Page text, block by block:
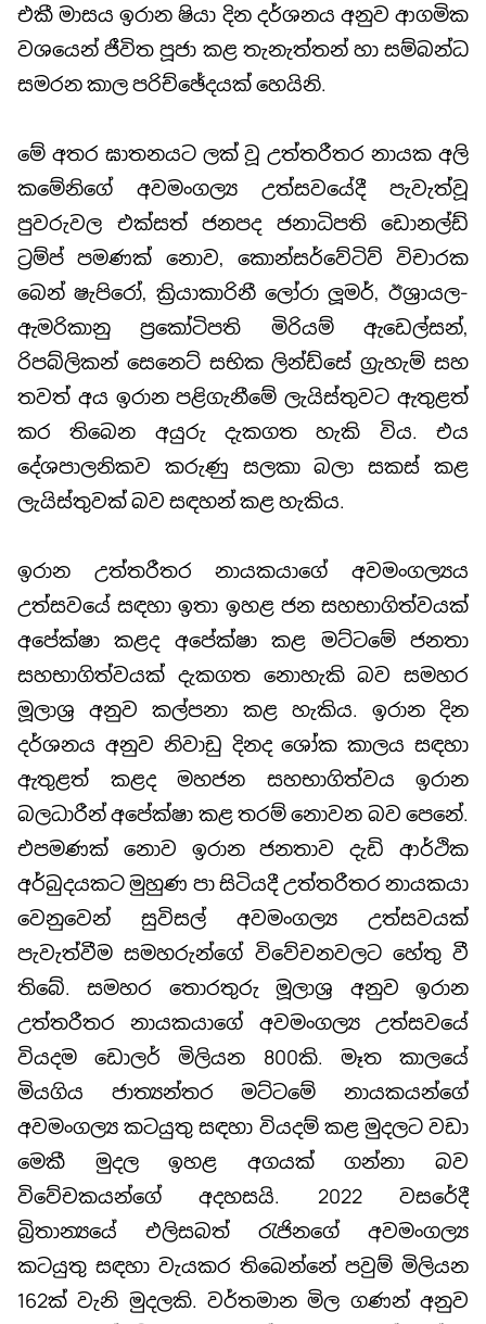
එකී මාසය ඉරාන ෂියා දින දර්ශනය අනුව ආගමික
වශයෙන් ජීවිත පූජා කළ තැනැත්තන් හා සම්බන්ධ
සමරන කාල පරිච්ඡේදයක් හෙයිනි.
මේ අතර ඝාතනයට ලක් වූ උත්තරීතර නායක අලි
කමේනිගේ අවමංගල්‍ය උත්සවයේදී පැවැත්වූ
පුවරුවල එක්සත් ජනපද ජනාධිපති ඩොනල්ඩ්
ට්‍රම්ප් පමණක් නොව, කොන්සර්වේටිව් විචාරක
බෙන් ෂැපිරෝ, ක්‍රියාකාරිනී ලෝරා ලූමර්, ඊශ්‍රායල-
ඇමරිකානු ප්‍රකෝටිපති මිරියම් ඇඩෙල්සන්,
රිපබ්ලිකන් සෙනෙට් සභික ලින්ඩ්සේ ග්‍රැහැම් සහ
තවත් අය ඉරාන පළිගැනීමේ ලැයිස්තුවට ඇතුළත්
කර තිබෙන අයුරු දැකගත හැකි විය. එය
දේශපාලනිකව කරුණු සලකා බලා සකස් කළ
ලැයිස්තුවක් බව සඳහන් කළ හැකිය.
ඉරාන උත්තරීතර නායකයාගේ අවමංගල්‍යය
උත්සවයේ සඳහා ඉතා ඉහළ ජන සහභාගිත්වයක්
අපේක්ෂා කළද අපේක්ෂා කළ මට්ටමේ ජනතා
සහභාගිත්වයක් දැකගත නොහැකි බව සමහර
මූලාශ්‍ර අනුව කල්පනා කළ හැකිය. ඉරාන දින
දර්ශනය අනුව නිවාඩු දිනද ශෝක කාලය සඳහා
ඇතුළත් කළද මහජන සහභාගිත්වය ඉරාන
බලධාරීන් අපේක්ෂා කළ තරම් නොවන බව පෙනේ.
එපමණක් නොව ඉරාන ජනතාව දැඩි ආර්ථික
අර්බුදයකට මුහුණ පා සිටියදී උත්තරීතර නායකයා
වෙනුවෙන් සුවිසල් අවමංගල්‍ය උත්සවයක්
පැවැත්වීම සමහරුන්ගේ විවේචනවලට හේතු වී
තිබේ. සමහර තොරතුරු මූලාශ්‍ර අනුව ඉරාන
උත්තරීතර නායකයාගේ අවමංගල්‍ය උත්සවයේ
වියදම ඩොලර් මිලියන 800කි. මෑත කාලයේ
මියගිය ජාත්‍යන්තර මට්ටමේ නායකයන්ගේ
අවමංගල්‍ය කටයුතු සඳහා වියදම් කළ මුදලට වඩා
මෙකී මුදල ඉහළ අගයක් ගන්නා බව
විවේචකයන්ගේ අදහසයි. 2022 වසරේදී
බ්‍රිතාන්‍යයේ එලිසබත් රැජිනගේ අවමංගල්‍ය
කටයුතු සඳහා වැයකර තිබෙන්නේ පවුම් මිලියන
162ක් වැනි මුදලකි. වර්තමාන මිල ගණන් අනුව